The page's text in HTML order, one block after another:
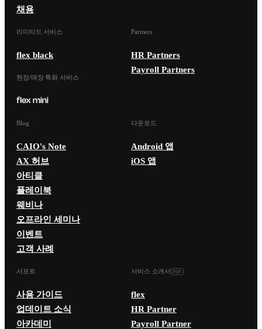
채용
리미티드 서비스
flex black
현장/매장 특화 서비스
Partners
HR Partners
Payroll Partners
Blog
CAIO's Note
AX 허브
아티클
플레이북
웨비나
오프라인 세미나
이벤트
고객 사례
다운로드
Android 앱
iOS 앱
서포트
사용 가이드
업데이트 소식
아카데미
서비스 소개서
flex
HR Partner
Payroll Partner